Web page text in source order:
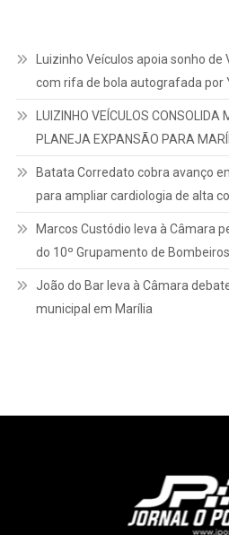
Luizinho Veículos apoia sonho de
LUIZINHO VEÍCULOS CONSOLIDA
João do Bar leva à Câmara
municipal em Marília